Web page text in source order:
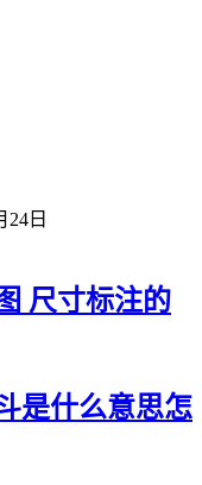
24日
尺寸标注的
是什么意思怎